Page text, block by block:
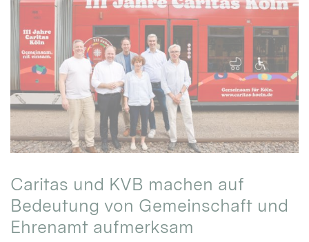
Caritas und KVB machen auf
Bedeutung von Gemeinschaft und
Ehrenamt aufmerksam